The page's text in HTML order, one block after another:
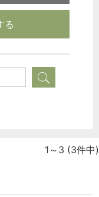
る
1～3 (3件中)